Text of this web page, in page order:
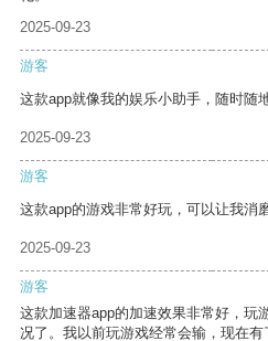
2025-09-23
游客
这款app就像我的娱乐小助手，随时随
2025-09-23
游客
这款app的游戏非常好玩，可以让我消
2025-09-23
游客
这款加速器app的加速效果非常好，玩
况了。我以前玩游戏经常会输，现在